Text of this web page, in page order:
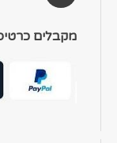
מקבלים